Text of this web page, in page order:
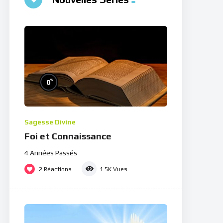
0%
Sagesse Divine
Foi et Connaissance
4 Années Passés
2 Réactions 1.5K Vues